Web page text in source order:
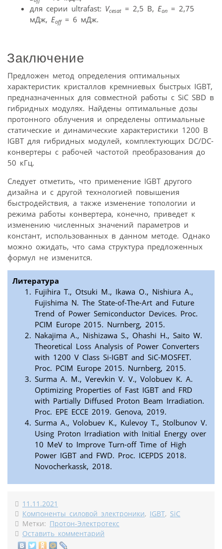
для серии ultrafast: Vcesat = 2,5 В, Eon = 2,75
мДж, Eoff= 6 мДж.
Заключение
Предложен метод определения оптимальных
характеристик кристаллов кремниевых быстрых IGBT,
предназначенных для совместной работы с SiC SBD в
гибридных модулях. Найдены оптимальные дозы
протонного облучения и определены оптимальные
статические и динамические характеристики 1200 В
IGBТ для гибридных модулей, комплектующих DC/DC-
конвертеры с рабочей частотой преобразования до
50 кГц.
Следует отметить, что применение IGBT другого
дизайна и с другой технологией повышения
быстродействия, а также изменение топологии и
режима работы конвертера, конечно, приведет к
изменению численных значений параметров и
констант, использованных в данном методе. Однако
можно ожидать, что сама структура предложенных
формул не изменится.
Литература
Fujihira T., Otsuki M., Ikawa O., Nishiura A.,
Fujishima N. The State-of-The-Art and Future
Trend of Power Semiconductor Devices. Proc.
PCIM Europe 2015. Nurnberg, 2015.
Nakajima A., Nishizawa S., Ohashi H., Saito W.
Theoretical Loss Analysis of Power Converters
with 1200 V Class Si-IGBT and SiC-MOSFET.
Proc. PCIM Europe 2015. Nurnberg, 2015.
Surma A. M., Verevkin V. V., Volobuev K. A.
Optimizing Properties of Fast IGBT and FRD
with Partially Diffused Proton Beam Irradiation.
Proc. EPE ECCE 2019. Genova, 2019.
Surma A., Volobuev K., Kulevoy T., Stolbunov V.
Using Proton Irradiation with Initial Energy over
10 MeV to Improve Turn-off Time of High
Power IGBT and FWD. Proc. ICEPDS 2018.
Novocherkassk, 2018.
11.11.2021
Компоненты силовой электроники, IGBT, SiC
Метки: Протон-Электротекс
Оставить комментарий